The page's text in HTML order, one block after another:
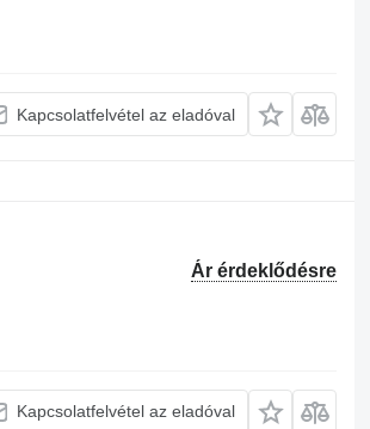
Kapcsolatfelvétel az eladóval
Ár érdeklődésre
Kapcsolatfelvétel az eladóval